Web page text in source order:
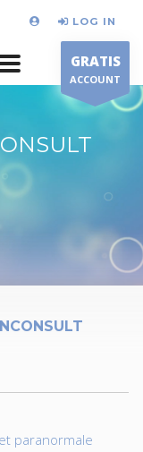
LOG IN
GRATIS
ACCOUNT
paranormale